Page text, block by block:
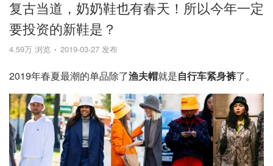
复古当道，奶奶鞋也有春天！所以今年一定
要投资的新鞋是？
4.59万 浏览 2019-03-27 发布
2019年春夏最潮的单品除了渔夫帽就是自行车紧身裤了。